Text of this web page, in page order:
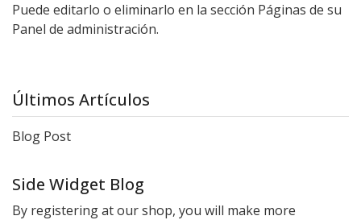
Puede editarlo o eliminarlo en la sección Páginas de su
Panel de administración.
Últimos Artículos
Blog Post
Side Widget Blog
By registering at our shop, you will make more